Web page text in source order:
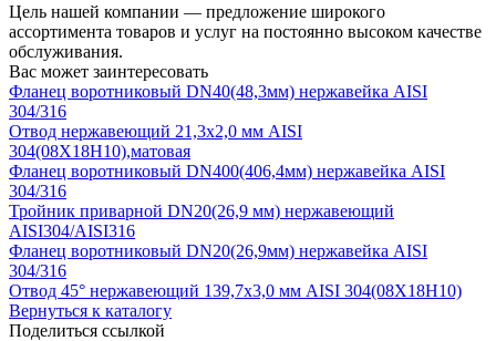
Цель нашей компании — предложение широкого
ассортимента товаров и услуг на постоянно высоком качестве
обслуживания.
Вас может заинтересовать
Фланец воротниковый DN40(48,3мм) нержавейка AISI
304/316
Отвод нержавеющий 21,3х2,0 мм AISI
304(08Х18Н10),матовая
Фланец воротниковый DN400(406,4мм) нержавейка AISI
304/316
Тройник приварной DN20(26,9 мм) нержавеющий
AISI304/AISI316
Фланец воротниковый DN20(26,9мм) нержавейка AISI
304/316
Отвод 45° нержавеющий 139,7х3,0 мм AISI 304(08Х18Н10)
Вернуться к каталогу
Поделиться ссылкой